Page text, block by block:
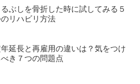
るぶしを骨折した時に試してみる５
リハビリ方法
年延長と再雇用の違いは？気をつけ
べき７つの問題点